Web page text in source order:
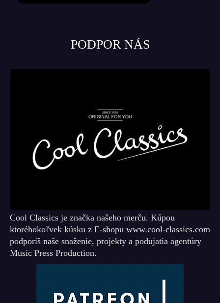
PODPOR NÁS
Cool Classics je značka našeho merču. Kúpou
ktoréhokoľvek kúsku z E-shopu www.cool-classics.com
podporíš naše snaženie, projekty a podujatia agentúry
Music Press Production.